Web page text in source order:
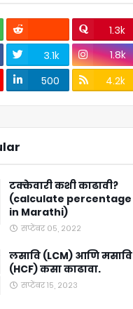
1.3k
3.1k
1.8k
500 4.2k
टक्केवारी कशी काढावी?
(calculate percentage
in Marathi)
सप्टेंबर ०५, २०२२
लसावि (LCM) आणि मसावि
(HCF) कसा काढावा.
सप्टेंबर १५, २०२३